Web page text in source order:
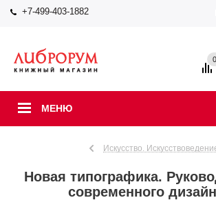
+7-499-403-1882
МЕНЮ
0
Искусство.
Новая типографика.
современного